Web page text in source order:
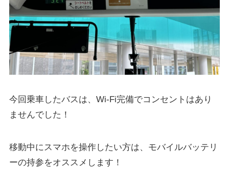
今回乗車したバスは、Wi-Fi完備でコンセントはあり
ませんでした！
移動中にスマホを操作したい方は、モバイルバッテリ
ーの持参をオススメします！